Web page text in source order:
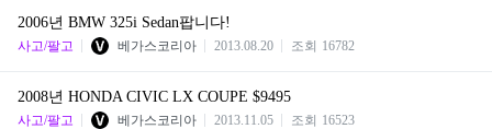
2006년 BMW 325i Sedan팝니다!
사고/팔고 베가스코리아 2013.08.20 조회 16782
2008년 HONDA CIVIC LX COUPE $9495
사고/팔고 베가스코리아 2013.11.05 조회 16523